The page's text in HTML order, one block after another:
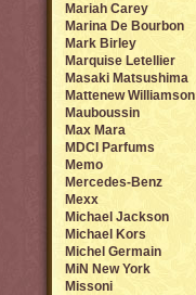
Mariah Carey
Marina De Bourbon
Mark Birley
Marquise Letellier
Masaki Matsushima
Mattenew Williamson
Mauboussin
Max Mara
MDCI Parfums
Memo
Mercedes-Benz
Mexx
Michael Jackson
Michael Kors
Michel Germain
MiN New York
Missoni